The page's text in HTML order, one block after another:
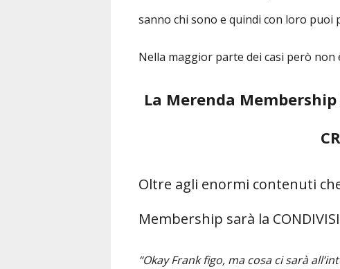
sanno chi sono e quindi con loro puoi
Nella maggior parte dei casi però non
La Merenda
Oltre agli enormi contenuti
Membership sarà la
“Okay Frank figo, ma cosa ci sarà